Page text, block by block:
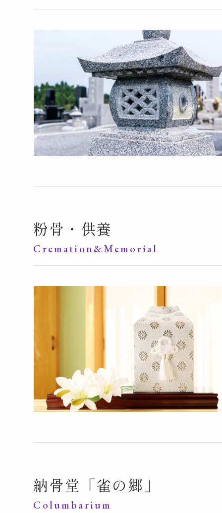
粉骨・供養
Cremation&Memorial
納骨堂「雀の郷」
Columbarium